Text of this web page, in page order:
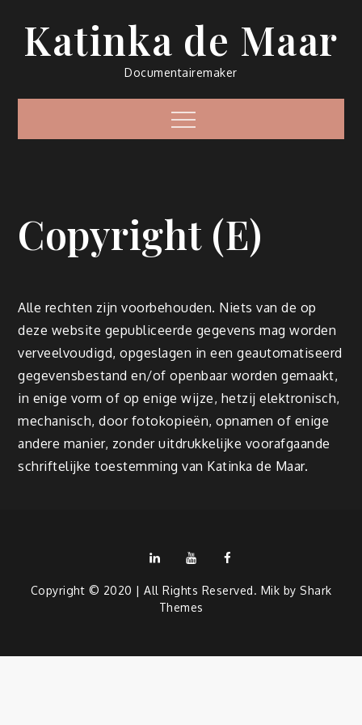
contentKatinka de Maar
Documentairemaker
Menu
Copyright (E)
Alle rechten zijn voorbehouden. Niets van de op
deze website gepubliceerde gegevens mag worden
verveelvoudigd, opgeslagen in een geautomatiseerd
gegevensbestand en/of openbaar worden gemaakt,
in enige vorm of op enige wijze, hetzij elektronisch,
mechanisch, door fotokopieën, opnamen of enige
andere manier, zonder uitdrukkelijke voorafgaande
schriftelijke toestemming van Katinka de Maar.
LinkedInYoutubeFacebook
Copyright © 2020 | All Rights Reserved. Mik by Shark
Themes